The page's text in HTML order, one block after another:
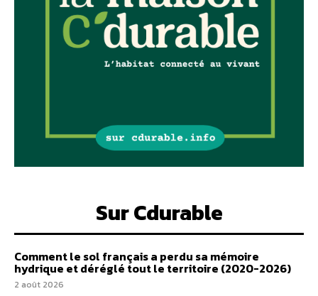
Sur Cdurable
Comment le sol français a perdu sa mémoire
hydrique et déréglé tout le territoire (2020-2026)
2 août 2026